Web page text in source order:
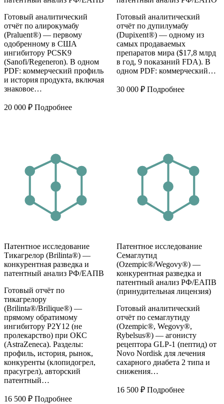
Готовый аналитический
отчёт по алирокумабу
(Praluent®) — первому
одобренному в США
ингибитору PCSK9
(Sanofi/Regeneron). В одном
PDF: коммерческий профиль
и история продукта, включая
знаковое…
20 000 ₽ Подробнее
Готовый аналитический
отчёт по дупилумабу
(Dupixent®) — одному из
самых продаваемых
препаратов мира ($17,8 млрд
в год, 9 показаний FDA). В
одном PDF: коммерческий…
30 000 ₽ Подробнее
Патентное исследование
Тикагрелор (Brilinta®) —
конкурентная разведка и
патентный анализ РФ/ЕАПВ
Готовый отчёт по
тикагрелору
(Brilinta®/Brilique®) —
прямому обратимому
ингибитору P2Y12 (не
пролекарство) при ОКС
(AstraZeneca). Разделы:
профиль, история, рынок,
конкуренты (клопидогрел,
прасугрел), авторский
патентный…
16 500 ₽ Подробнее
Патентное исследование
Семаглутид
(Ozempic®/Wegovy®) —
конкурентная разведка и
патентный анализ РФ/ЕАПВ
(принудительная лицензия)
Готовый аналитический
отчёт по семаглутиду
(Ozempic®, Wegovy®,
Rybelsus®) — агонисту
рецептора GLP-1 (пептид) от
Novo Nordisk для лечения
сахарного диабета 2 типа и
снижения…
16 500 ₽ Подробнее